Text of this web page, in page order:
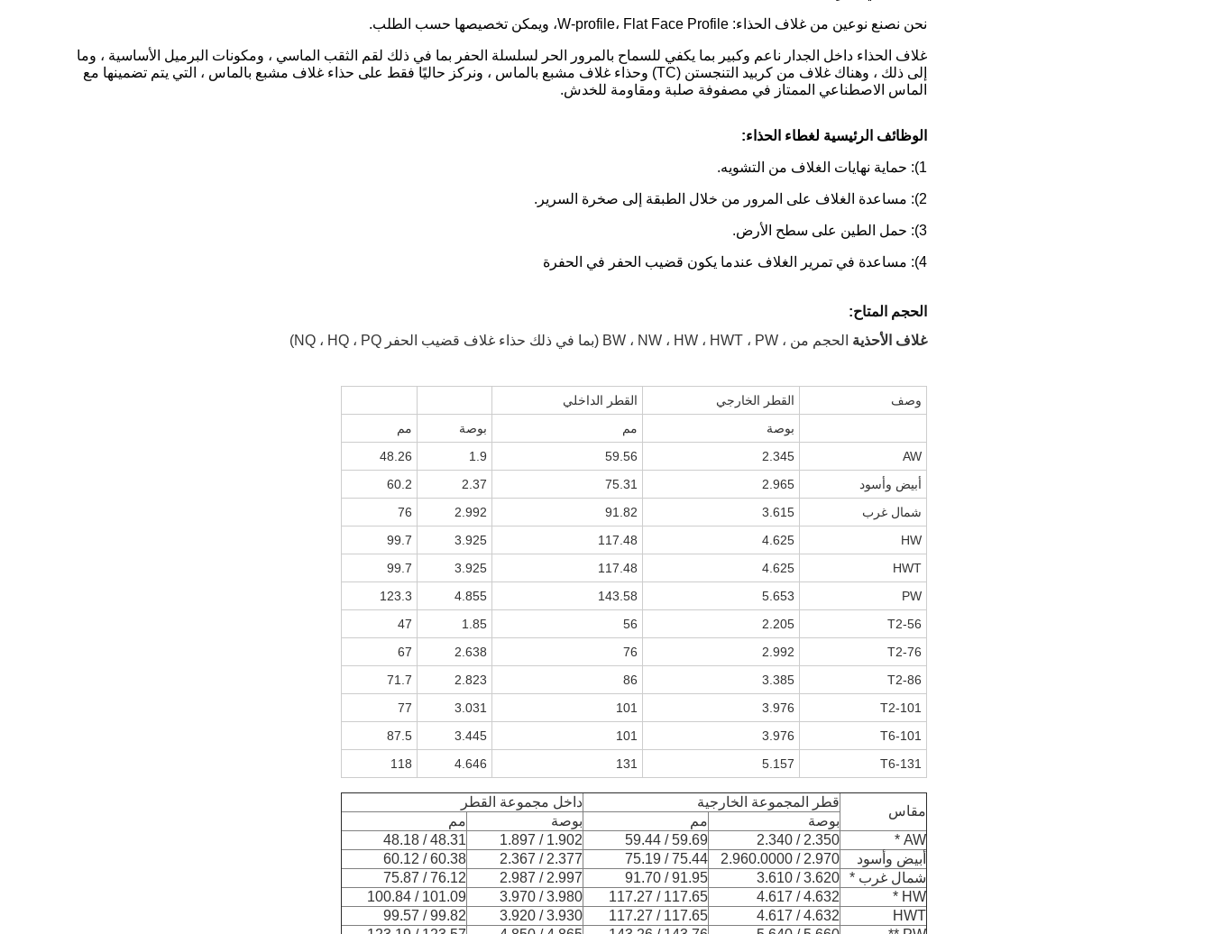
نحن نصنع نوعين من غلاف الحذاء: W-profile، Flat Face Profile، ويمكن تخصيصها حسب الطلب.
غلاف الحذاء داخل الجدار ناعم وكبير بما يكفي للسماح بالمرور الحر لسلسلة الحفر بما في ذلك لقم الثقب الماسي ، ومكونات البرميل الأساسية ، وما
إلى ذلك ، وهناك غلاف من كربيد التنجستن (TC) وحذاء غلاف مشبع بالماس ، ونركز حاليًا فقط على حذاء غلاف مشبع بالماس ، التي يتم تضمينها مع
الماس الاصطناعي الممتاز في مصفوفة صلبة ومقاومة للخدش.
الوظائف الرئيسية لغطاء الحذاء:
1): حماية نهايات الغلاف من التشويه.
2): مساعدة الغلاف على المرور من خلال الطبقة إلى صخرة السرير.
3): حمل الطين على سطح الأرض.
4): مساعدة في تمرير الغلاف عندما يكون قضيب الحفر في الحفرة
الحجم المتاح:
غلاف الأحذية الحجم من ، BW ، NW ، HW ، HWT ، PW (بما في ذلك حذاء غلاف قضيب الحفر NQ ، HQ ، PQ)
وصف القطر الخارجي
القطر الداخلي
بوصة
مم بوصة
مم
AW
2.345
59.56
1.9
48.26
أبيض وأسود
2.965
75.31
2.37
60.2
شمال غرب
3.615
91.82
2.992
76
HW
4.625
117.48
3.925
99.7
HWT
4.625
117.48
3.925
99.7
PW
5.653
143.58
4.855
123.3
T2-56
2.205
56
1.85
47
T2-76
2.992
76
2.638
67
T2-86
3.385
86
2.823
71.7
T2-101
3.976
101
3.031
77
T6-101
3.976
101
3.445
87.5
T6-131
5.157
131
4.646
118
مقاس
قطر المجموعة الخارجية
داخل مجموعة القطر
بوصة
مم بوصة
مم
AW *
2.350 / 2.340
59.69 / 59.44
1.902 / 1.897
48.31 / 48.18
أبيض وأسود
2.970 / 2.960.0000
75.44 / 75.19
2.377 / 2.367
60.38 / 60.12
شمال غرب *
3.620 / 3.610
91.95 / 91.70
2.997 / 2.987
76.12 / 75.87
HW *
4.632 / 4.617
117.65 / 117.27
3.980 / 3.970
101.09 / 100.84
HWT
4.632 / 4.617
117.65 / 117.27
3.930 / 3.920
99.82 / 99.57